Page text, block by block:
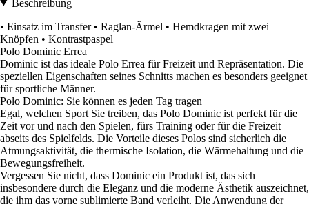
Beschreibung
• Einsatz im Transfer • Raglan-Ärmel • Hemdkragen mit zwei
Knöpfen • Kontrastpaspel
Polo Dominic Errea
Dominic ist das ideale Polo Errea für Freizeit und Repräsentation. Die
speziellen Eigenschaften seines Schnitts machen es besonders geeignet
für sportliche Männer.
Polo Dominic: Sie können es jeden Tag tragen
Egal, welchen Sport Sie treiben, das Polo Dominic ist perfekt für die
Zeit vor und nach den Spielen, fürs Training oder für die Freizeit
abseits des Spielfelds. Die Vorteile dieses Polos sind sicherlich die
Atmungsaktivität, die thermische Isolation, die Wärmehaltung und die
Bewegungsfreiheit.
Vergessen Sie nicht, dass Dominic ein Produkt ist, das sich
insbesondere durch die Eleganz und die moderne Ästhetik auszeichnet,
die ihm das vorne sublimierte Band verleiht. Die Anwendung der